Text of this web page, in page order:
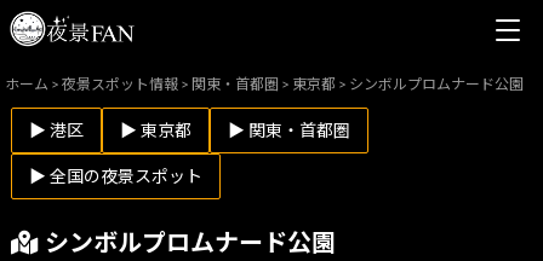
ホーム >夜景スポット情報 > 関東・首都圏 > 東京都 > シンボルプロムナード公園
▶ 港区 ▶ 東京都 ▶ 関東・首都圏
▶ 全国の夜景スポット
シンボルプロムナード公園